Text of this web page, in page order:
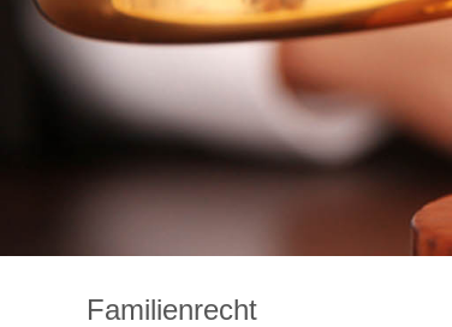
Familienrecht